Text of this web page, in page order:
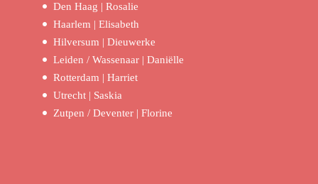
Den Haag | Rosalie
Haarlem | Elisabeth
Hilversum | Dieuwerke
Leiden / Wassenaar | Daniëlle
Rotterdam | Harriet
Utrecht | Saskia
Zutpen / Deventer | Florine